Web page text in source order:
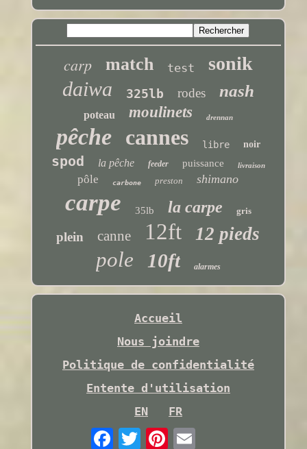
carp match test sonik
daiwa 325lb rodes nash
poteau moulinets drennan
pêche cannes libre noir
spod la pêche feeder puissance livraison
pôle carbone preston shimano
carpe 35lb la carpe gris
plein canne 12ft 12 pieds
pole 10ft alarmes
Accueil
Nous joindre
Politique de confidentialité
Entente d'utilisation
EN
FR